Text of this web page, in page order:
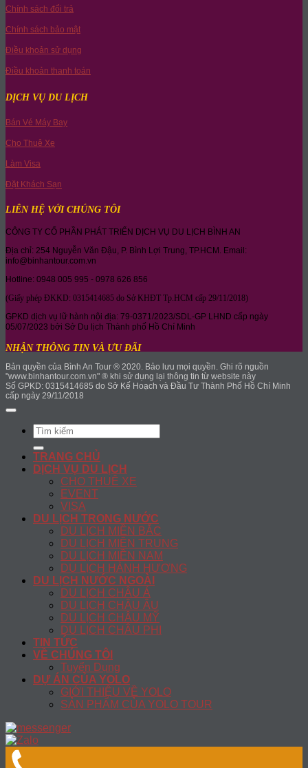
Chính sách đổi trả
Chính sách bảo mật
Điều khoản sử dụng
Điều khoản thanh toán
DỊCH VỤ DU LỊCH
Bán Vé Máy Bay
Cho Thuê Xe
Làm Visa
Đặt Khách Sạn
LIÊN HỆ VỚI CHÚNG TÔI
CÔNG TY CỔ PHẦN PHÁT TRIỂN DỊCH VỤ DU LỊCH BÌNH AN
Địa chỉ: 254 Nguyễn Văn Đậu, P. Bình Lợi Trung, TP.HCM. Email:
info@binhantour.com.vn
Hotline: 0948 005 995 - 0978 626 856
(Giấy phép ĐKKD: 0315414685 do Sở KHĐT Tp.HCM cấp 29/11/2018)
GPKD dịch vụ lữ hành nội địa: 79-0371/2023/SDL-GP LHND cấp ngày
05/07/2023 bởi Sở Du lịch Thành phố Hồ Chí Minh
NHẬN THÔNG TIN VÀ ƯU ĐÃI
Bản quyền của Bình An Tour ® 2020. Bảo lưu mọi quyền. Ghi rõ nguồn
"www.binhantour.com.vn" ® khi sử dụng lại thông tin từ website này
Số GPKD: 0315414685 do Sở Kế Hoạch và Đầu Tư Thành Phố Hồ Chí Minh
cấp ngày 29/11/2018
Search
for:
TRANG CHỦ
DỊCH VỤ DU LỊCH
CHO THUÊ XE
EVENT
VISA
DU LỊCH TRONG NƯỚC
DU LỊCH MIỀN BẮC
DU LỊCH MIỀN TRUNG
DU LỊCH MIỀN NAM
DU LỊCH HÀNH HƯƠNG
DU LỊCH NƯỚC NGOÀI
DU LỊCH CHÂU Á
DU LỊCH CHÂU ÂU
DU LỊCH CHÂU MỸ
DU LỊCH CHÂU PHI
TIN TỨC
VỀ CHÚNG TÔI
Tuyển Dụng
DỰ ÁN CỦA YOLO
GIỚI THIỆU VỀ YOLO
SẢN PHẨM CỦA YOLO TOUR